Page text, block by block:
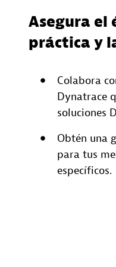
Asegura
práctica y
Colabora
Dynatrace
soluciones
Obtén una
para tus
específicos.